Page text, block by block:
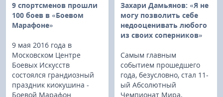
9 спортсменов прошли
100 боев в «Боевом
Марафоне»
9 мая 2016 года в
Московском Центре
Боевых Искусств
состоялся грандиозный
праздник киокушина -
Боевой Марафон
Захари Дамьянов: «Я не
могу позволить себе
недооценивать любого
из своих соперников»
Самым главным
событием прошедшего
года, безусловно, стал 11-
ый Абсолютный
Чемпионат Мира.